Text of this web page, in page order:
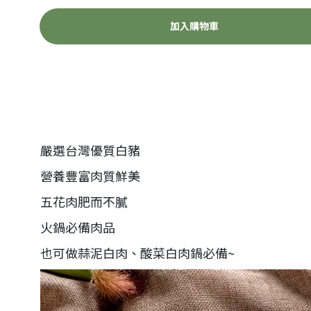
加入購物車
嚴選台灣優質白豬
營養豐富肉質鮮美
五花肉肥而不膩
火鍋必備肉品
也可做蒜泥白肉、酸菜白肉鍋必備~